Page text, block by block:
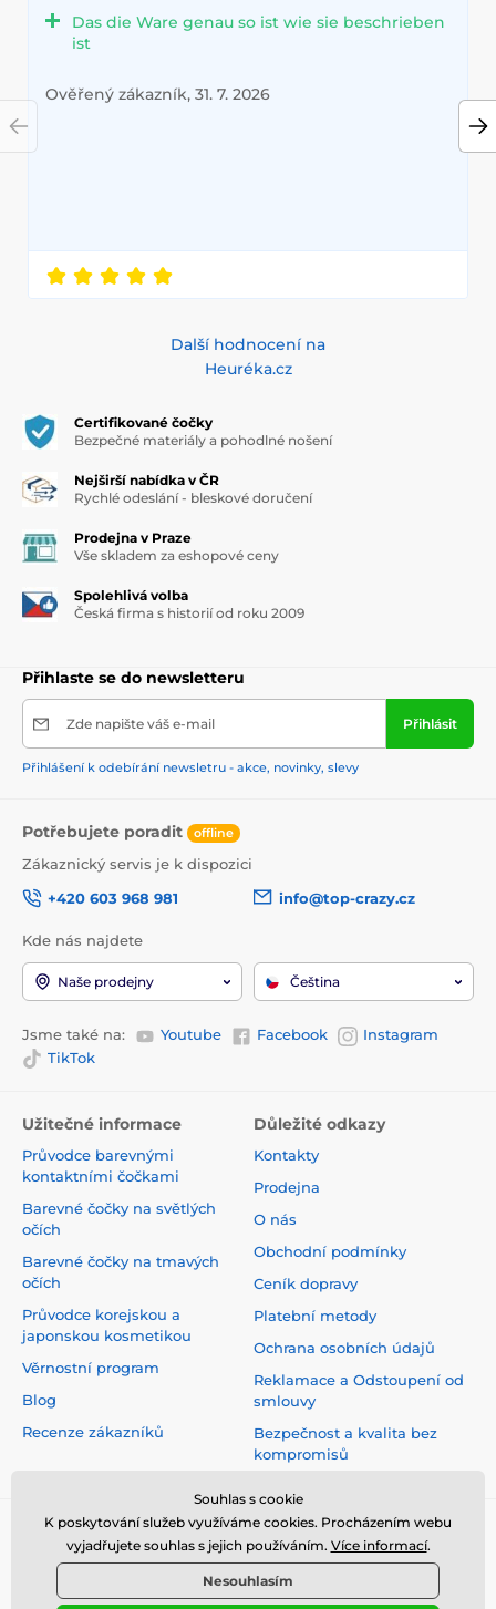
Das die Ware genau so ist wie sie beschrieben
ist
Ověřený zákazník, 31. 7. 2026
Další hodnocení na
Heuréka.cz
Certifikované čočky
Bezpečné materiály a pohodlné nošení
Nejširší nabídka v ČR
Rychlé odeslání - bleskové doručení
Prodejna v Praze
Vše skladem za eshopové ceny
Spolehlivá volba
Česká firma s historií od roku 2009
Přihlaste se do newsletteru
Zde napište váš e-mail Přihlásit
Přihlášení k odebírání newsletru - akce, novinky, slevy
Potřebujete poradit offline
Zákaznický servis je k dispozici
+420 603 968 981
info@top-crazy.cz
Kde nás najdete
Naše prodejny Čeština
Jsme také na: Youtube Facebook
Instagram
TikTok
Užitečné informace
Průvodce barevnými
kontaktními čočkami
Barevné čočky na světlých
očích
Barevné čočky na tmavých
očích
Průvodce korejskou a
japonskou kosmetikou
Věrnostní program
Blog
Recenze zákazníků
Důležité odkazy
Kontakty
Prodejna
O nás
Obchodní podmínky
Ceník dopravy
Platební metody
Ochrana osobních údajů
Reklamace a Odstoupení od
smlouvy
Bezpečnost a kvalita bez
kompromisů
Souhlas s cookie
K poskytování služeb využíváme cookies. Procházením webu
vyjadřujete souhlas s jejich používáním. Více informací.
Nesouhlasím